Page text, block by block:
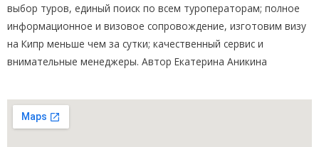
выбор туров, единый поиск по всем туроператорам; полное
информационное и визовое сопровождение, изготовим визу
на Кипр меньше чем за сутки; качественный сервис и
внимательные менеджеры. Автор Екатерина Аникина